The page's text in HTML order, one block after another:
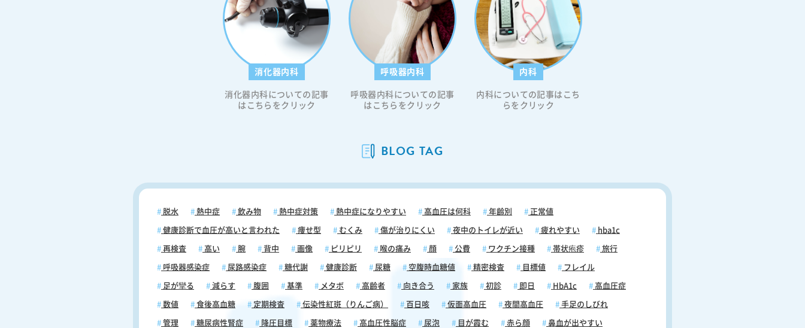
消化器内科
消化器内科についての記事
はこちらをクリック
呼吸器内科
呼吸器内科についての記事
はこちらをクリック
内科
内科についての記事はこち
らをクリック
BLOG TAG
脱水 熱中症 飲み物 熱中症対策 熱中症になりやすい 高血圧は何科 年齢別 正常値
健康診断で血圧が高いと言われた 痩せ型 むくみ 傷が治りにくい 夜中のトイレが近い 疲れやすい hba1c
再検査 高い 腕 背中 画像 ピリピリ 喉の痛み 顔 公費 ワクチン接種 帯状疱疹 旅行
呼吸器感染症 尿路感染症 糖代謝 健康診断 尿糖 空腹時血糖値 精密検査 目標値 フレイル
足が攣る 減らす 腹囲 基準 メタボ 高齢者 向き合う 家族 初診 即日 HbA1c 高血圧症
数値 食後高血糖 定期検査 伝染性紅斑（りんご病） 百日咳 仮面高血圧 夜間高血圧 手足のしびれ
管理 糖尿病性腎症 降圧目標 薬物療法 高血圧性脳症 尿泡 目が霞む 赤ら顔 鼻血が出やすい